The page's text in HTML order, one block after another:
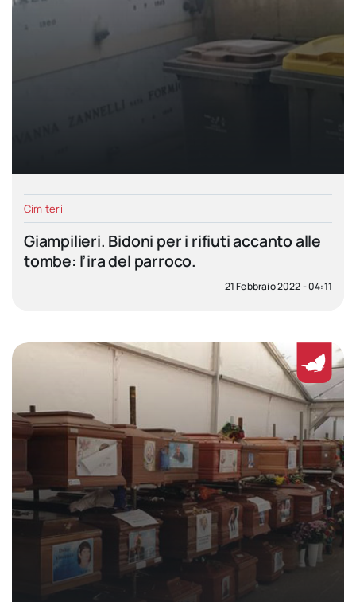
Cimiteri
Giampilieri. Bidoni per i rifiuti accanto alle
tombe: l’ira del parroco.
21 Febbraio 2022 - 04:11